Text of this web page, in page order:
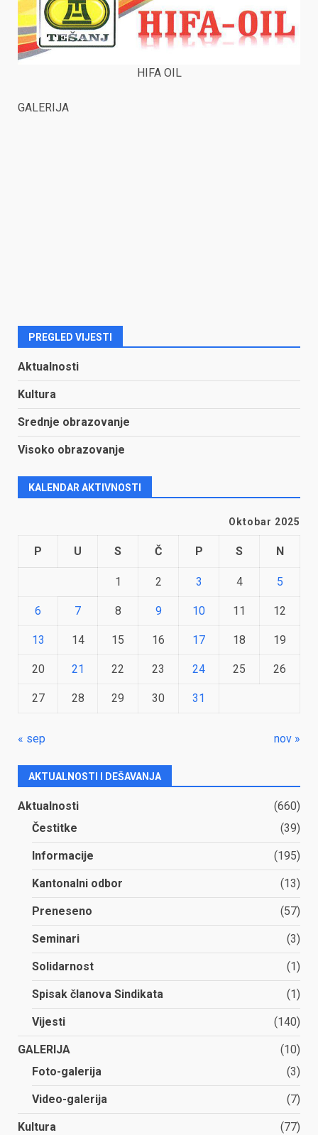
HIFA OIL
GALERIJA
PREGLED VIJESTI
Aktualnosti
Kultura
Srednje obrazovanje
Visoko obrazovanje
KALENDAR AKTIVNOSTI
Oktobar 2025
P U S Č P S N
1 2 3 4 5
6 7 8 9 10 11 12
13 14 15 16 17 18 19
20 21 22 23 24 25 26
27 28 29 30 31
« sep nov »
AKTUALNOSTI I DEŠAVANJA
Aktualnosti
(660)
Čestitke
(39)
Informacije (195)
Kantonalni odbor (13)
Preneseno (57)
Seminari (3)
Solidarnost (1)
Spisak članova Sindikata (1)
Vijesti (140)
GALERIJA
(10)
Foto-galerija
(3)
Video-galerija (7)
Kultura (77)